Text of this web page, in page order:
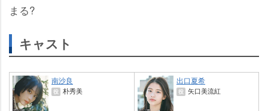
まる?
キャスト
南沙良
役 朴秀美
出口夏希
役 矢口美流紅